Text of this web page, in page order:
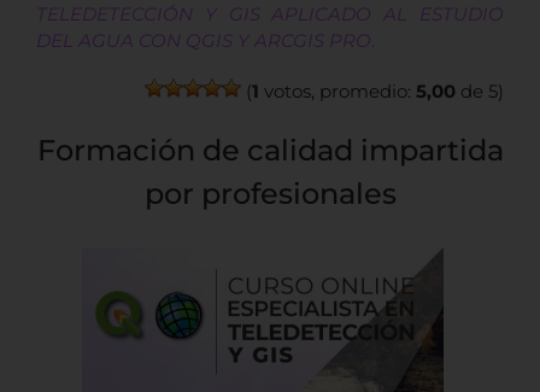
TELEDETECCIÓN Y GIS APLICADO AL ESTUDIO
DEL AGUA CON QGIS Y ARCGIS PRO
(1 votos, promedio: 5,00 de 5)
Formación de calidad impartida
por profesionales